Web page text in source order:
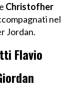
Christofher
nel
Jordan.
Flavio